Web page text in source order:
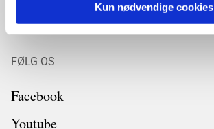
Kun nødvendige cookies
FØLG OS
Facebook
Youtube